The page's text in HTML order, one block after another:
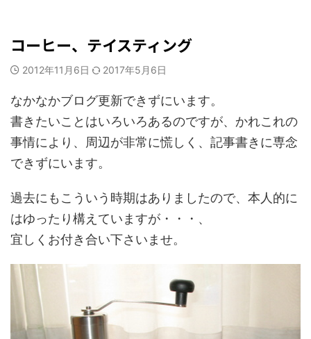
コーヒー、テイスティング
2012年11月6日 2017年5月6日
なかなかブログ更新できずにいます。
書きたいことはいろいろあるのですが、かれこれの
事情により、周辺が非常に慌しく、記事書きに専念
できずにいます。
過去にもこういう時期はありましたので、本人的に
はゆったり構えていますが・・・、
宜しくお付き合い下さいませ。